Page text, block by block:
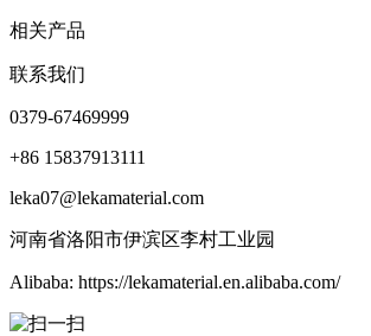
相关产品
联系我们
0379-67469999
+86 15837913111
leka07@lekamaterial.com
河南省洛阳市伊滨区李村工业园
Alibaba: https://lekamaterial.en.alibaba.com/